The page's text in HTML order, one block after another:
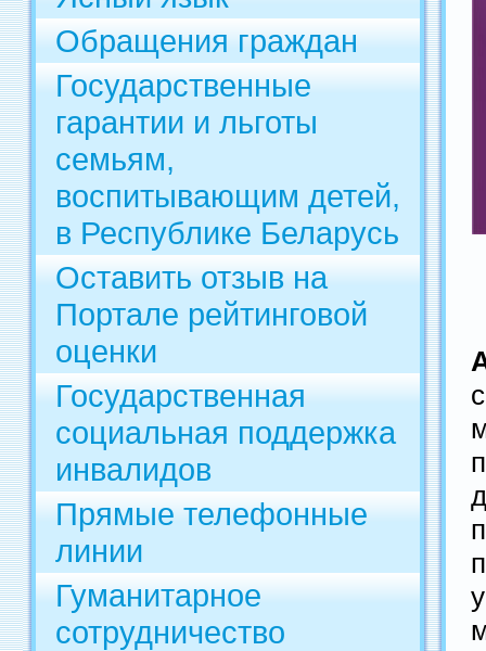
Обращения граждан
Государственные
гарантии и льготы
семьям,
воспитывающим детей,
в Республике Беларусь
Оставить отзыв на
Портале рейтинговой
оценки
Государственная
социальная поддержка
инвалидов
Прямые телефонные
линии
Гуманитарное
сотрудничество